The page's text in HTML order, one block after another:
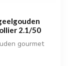
2.1/50
gourmet